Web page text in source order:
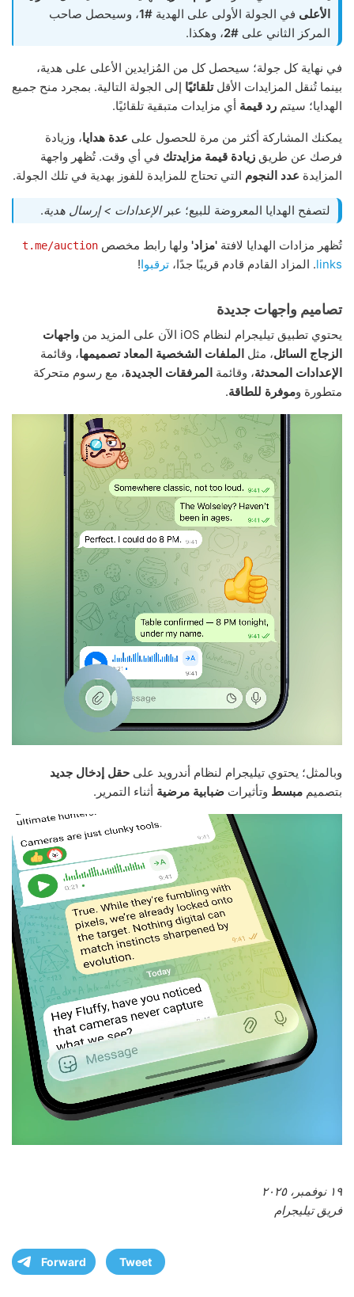
الأعلى في الجولة الأولى على الهدية #1 ، وسيحصل صاحب
المركز الثاني على #2 ، وهكذا.
في نهاية كل جولة؛ سيحصل كل من المُزايدين الأعلى على هدية،
بينما تُنقل المزايدات الأقلتلقائيًا إلى الجولة التالية. بمجرد منح جميع
الهدايا؛ سيتم رد قيمة أي مزايدات متبقية تلقائيًا.
يمكنك المشاركة أكثر من مرة للحصول على عدة هدايا، وزيادة
فرصك عن طريق زيادة قيمة مزايدتك في أي وقت. تُظهر واجهة
المزايدة عدد النجوم التي تحتاج للمزايدة للفوز بهدية في تلك الجولة.
لتصفح الهدايا المعروضة للبيع؛ عبرالإعدادات > إرسال هدية.
تُظهر مزادات الهدايا لافتة 'مزاد' ولها رابط مخصص t.me/auction
links. المزاد القادم قادم قريبًا جدًا، ترقبوا!
تصاميم واجهات جديدة
يحتوي تطبيق تيليجرام لنظام iOS الآن على المزيد من
واجهات
الزجاج السائل، مثل الملفات الشخصية المعاد تصميمها، وقائمة
الإعدادات المحدثة، وقائمة المرفقات الجديدة، مع رسوم متحركة
متطورة وموفرة للطاقة.
وبالمثل؛ يحتوي تيليجرام لنظام أندرويد على حقل إدخال جديد
بتصميم مبسط وتأثيرات ضبابية مرضية أثناء التمرير.
١٩ نوفمبر، ٢٠٢٥
فريق تيليجرام
Forward Tweet